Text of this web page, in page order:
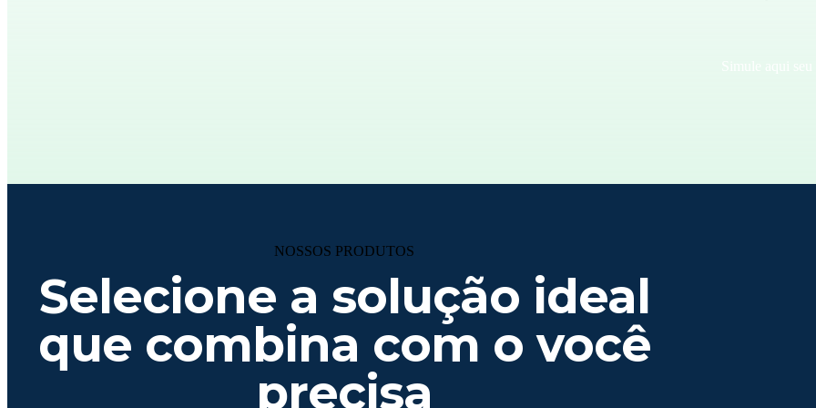
NOSSOS PRODUTOS
Selecione a solução ideal
que combina com o você
precisa